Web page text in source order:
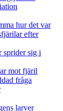
hur det var
efter
sprider sig i
mot fjäril
fråga
larver